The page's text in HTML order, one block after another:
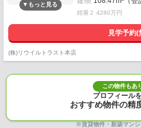
紺屋２ 4280万円
見学予約(
(株)リウイルトラスト本店
この物件もあ
プロフィール
おすすめ物件の精
※賃貸物件・新築マン